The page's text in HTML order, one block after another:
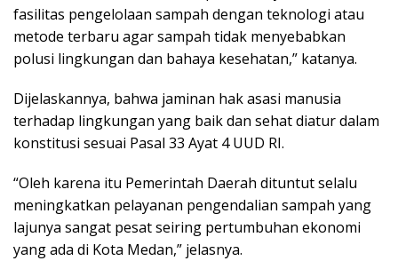
fasilitas pengelolaan sampah dengan teknologi atau
metode terbaru agar sampah tidak menyebabkan
polusi lingkungan dan bahaya kesehatan,” katanya.
Dijelaskannya, bahwa jaminan hak asasi manusia
terhadap lingkungan yang baik dan sehat diatur dalam
konstitusi sesuai Pasal 33 Ayat 4 UUD RI.
“Oleh karena itu Pemerintah Daerah dituntut selalu
meningkatkan pelayanan pengendalian sampah yang
lajunya sangat pesat seiring pertumbuhan ekonomi
yang ada di Kota Medan,” jelasnya.